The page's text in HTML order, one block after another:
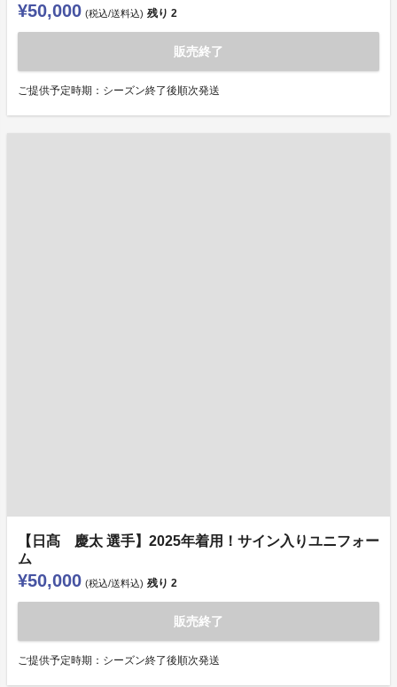
¥50,000 (税込/送料込) 残り 2
販売終了
ご提供予定時期：シーズン終了後順次発送
【日髙 慶太 選手】2025年着用！サイン入りユニフォー
ム
¥50,000 (税込/送料込) 残り 2
販売終了
ご提供予定時期：シーズン終了後順次発送